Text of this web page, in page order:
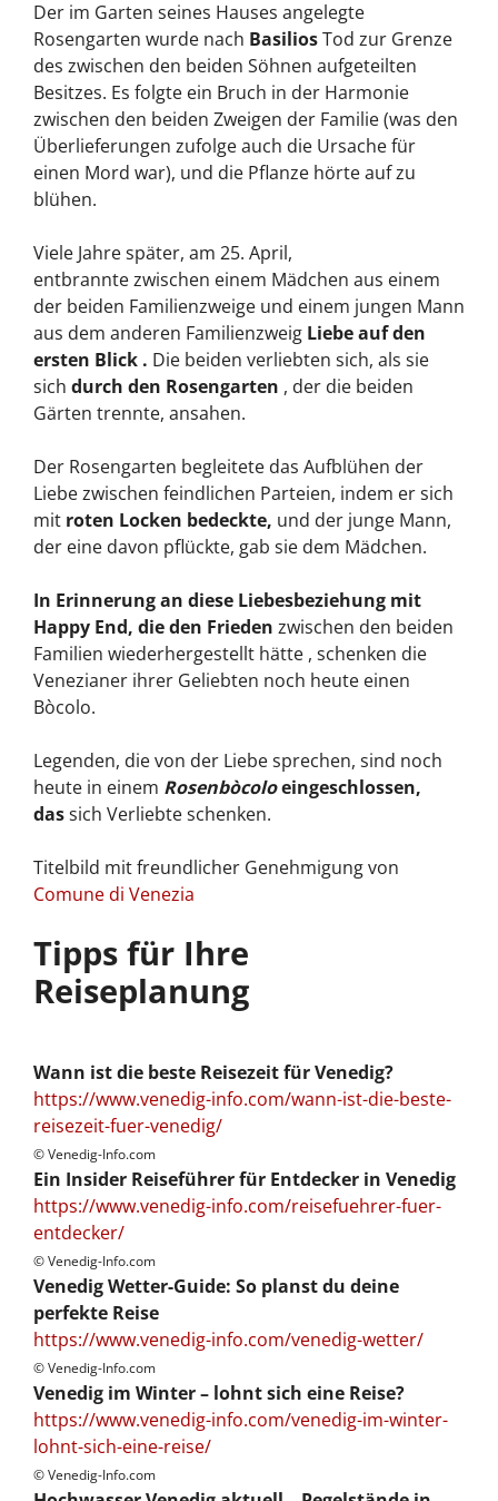
Der im Garten seines Hauses angelegte
Rosengarten wurde nach BasiliosTod zur Grenze
des zwischen den beiden Söhnen aufgeteilten
Besitzes. Es folgte ein Bruch in der Harmonie
zwischen den beiden Zweigen der Familie (was den
Überlieferungen zufolge auch die Ursache für
einen Mord war), und die Pflanze hörte auf zu
blühen.
Viele Jahre später, am 25. April,
entbrannte zwischen einem Mädchen aus einem
der beiden Familienzweige und einem jungen Mann
aus dem anderen Familienzweig Liebe auf den
ersten Blick . Die beiden verliebten sich, als sie
sich durch den Rosengarten , der die beiden
Gärten trennte, ansahen.
Der Rosengarten begleitete das Aufblühen der
Liebe zwischen feindlichen Parteien, indem er sich
mit roten Locken bedeckte, und der junge Mann,
der eine davon pflückte, gab sie dem Mädchen.
In Erinnerung an diese Liebesbeziehung mit
Happy End, die den Frieden zwischen den beiden
Familien wiederhergestellt hätte , schenken die
Venezianer ihrer Geliebten noch heute einen
Bòcolo.
Legenden, die von der Liebe sprechen, sind noch
heute in einem Rosenbòcoloeingeschlossen,
dassich Verliebte schenken.
Titelbild mit freundlicher Genehmigung von
Comune di Venezia
Tipps für Ihre
Reiseplanung
Wann ist die beste Reisezeit für Venedig?
https://www.venedig-info.com/wann-ist-die-beste-
reisezeit-fuer-venedig/
© Venedig-Info.com
Ein Insider Reiseführer für Entdecker in Venedig
https://www.venedig-info.com/reisefuehrer-fuer-
entdecker/
© Venedig-Info.com
Venedig Wetter-Guide: So planst du deine
perfekte Reise
https://www.venedig-info.com/venedig-wetter/
© Venedig-Info.com
Venedig im Winter – lohnt sich eine Reise?
https://www.venedig-info.com/venedig-im-winter-
lohnt-sich-eine-reise/
© Venedig-Info.com